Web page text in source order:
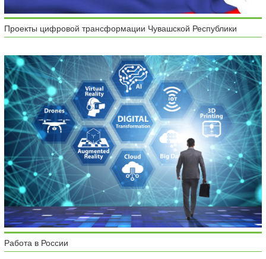
Проекты цифровой трансформации Чувашской Республики
Работа в России